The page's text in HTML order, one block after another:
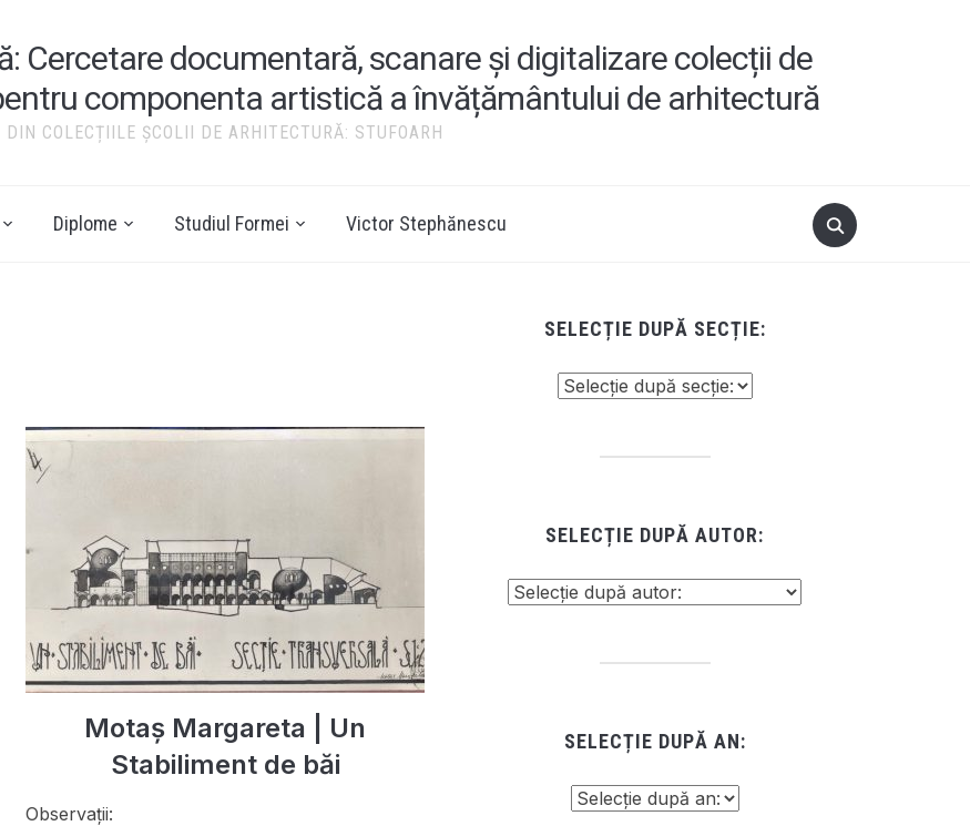
Cercetare documentară, scanare și digitalizare colecții de
componenta artistică a învățământului de arhitectură
DIN COLECȚIILE ȘCOLII DE ARHITECTURĂ: STUFOARH
Diplome Studiul Formei Victor Stephănescu
Motaș Margareta | Un
Stabiliment de băi
Observații:
SELECȚIE DUPĂ SECȚIE:
SELECȚIE DUPĂ AUTOR:
SELECȚIE DUPĂ AN: